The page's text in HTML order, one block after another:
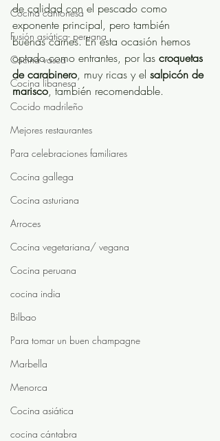
Cocina cantonesa
Fusión asiática- peruana
Cocina vasca
Cocina libanesa
Cocido madrileño
Mejores restaurantes
Para celebraciones familiares
Cocina gallega
Cocina asturiana
Arroces
Cocina vegetariana/ vegana
Cocina peruana
cocina india
Bilbao
Para tomar un buen champagne
Marbella
Menorca
Cocina asiática
cocina cántabra
de calidad con el pescado como
exponente principal, pero también
buenas carnes. En esta ocasión hemos
optado como entrantes, por las croquetas
de carabinero, muy ricas y el salpicón de
marisco, también recomendable.